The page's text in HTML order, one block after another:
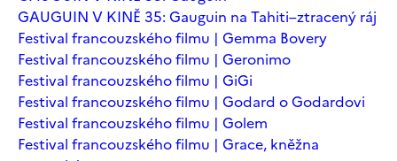
GAUGUIN V KINĚ 35: Gauguin na Tahiti–ztracený ráj
Festival francouzského filmu | Gemma Bovery
Festival francouzského filmu | Geronimo
Festival francouzského filmu | GiGi
Festival francouzského filmu | Godard o Godardovi
Festival francouzského filmu | Golem
Festival francouzského filmu | Grace, kněžna